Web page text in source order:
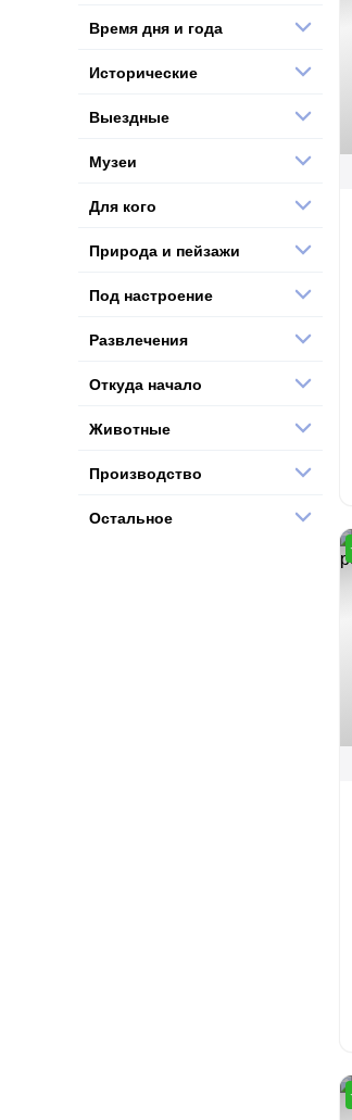
Время дня и года
Исторические
Выездные
Музеи
Для кого
Природа и пейзажи
Под настроение
Развлечения
Откуда начало
Животные
Производство
Остальное